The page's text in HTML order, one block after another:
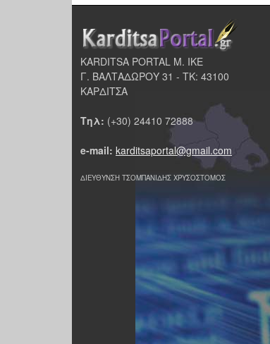
KARDITSA PORTAL Μ. ΙΚΕ
Γ. ΒΑΛΤΑΔΩΡΟΥ 31 - ΤΚ: 43100
ΚΑΡΔΙΤΣΑ
Τηλ: (+30) 24410 72888
e-mail: karditsaportal@gmail.com
ΔΙΕΥΘΥΝΣΗ ΤΣΟΜΠΑΝΙΔΗΣ ΧΡΥΣΟΣΤΟΜΟΣ